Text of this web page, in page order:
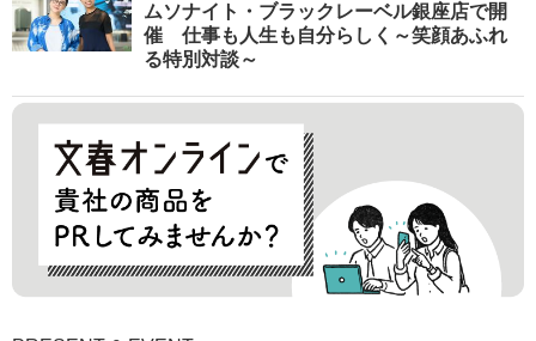
ムソナイト・ブラックレーベル銀座店で開
催 仕事も人生も自分らしく～笑顔あふれ
る特別対談～